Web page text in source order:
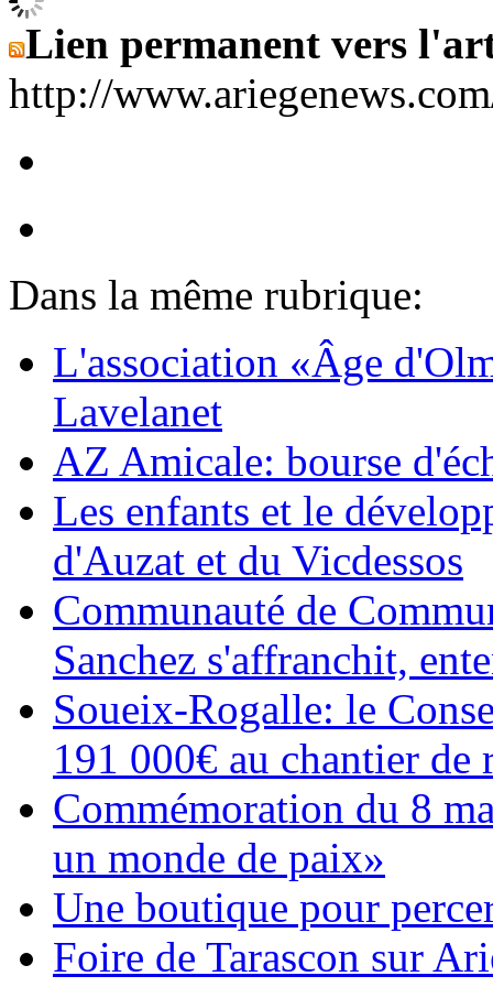
Lien permanent vers
http://
Dans la même rubrique:
L'association «Âge
Lavelanet
AZ Amicale: bourse
Les enfants et le
d'Auzat et du Vicdessos
Communauté de
Sanchez s'affranchit,
Soueix-Rogalle: le
191 000€ au chantier
Commémoration du 8
un monde de paix»
Une boutique pour
Foire de Tarascon sur